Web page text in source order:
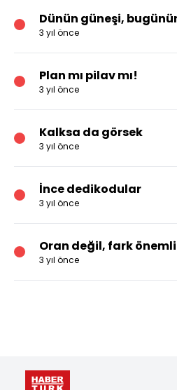
Dünün güneşi,
3 yıl önce
Plan mı pilav mı!
3 yıl önce
Kalksa da görsek
3 yıl önce
İnce dedikodular
3 yıl önce
Oran değil, fark önemli
3 yıl önce